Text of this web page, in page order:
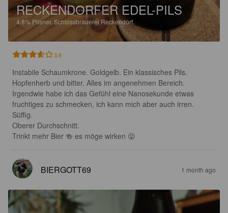
RECKENDORFER EDEL-PILS
4.8% Pilsner. Schlossbrauerei Reckendorf.
3.6
Instabile Schaumkrone. Goldgelb. Ein klassisches Pils.
Hopfenherb und bitter. Alles im angenehmen Bereich.
Irgendwie habe ich das Gefühl eine Nanosekunde etwas
fruchtiges zu schmecken, ich kann mich aber auch irren.
Süffig.
Oberer Durchschnitt.
Trinkt mehr Bier 🍻 es möge wirken 😜
BIERGOTT69 1 month ago